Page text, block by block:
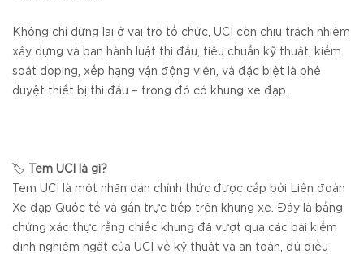
Không chỉ dừng lại ở vai trò tổ chức, UCI còn chịu trách nhiệm
xây dựng và ban hành luật thi đấu, tiêu chuẩn kỹ thuật, kiểm
soát doping, xếp hạng vận động viên, và đặc biệt là phê
duyệt thiết bị thi đấu – trong đó có khung xe đạp.
🏷️
Tem UCI là gì?
Tem UCI là một nhãn dán chính thức được cấp bởi Liên đoàn
Xe đạp Quốc tế và gắn trực tiếp trên khung xe. Đây là bằng
chứng xác thực rằng chiếc khung đã vượt qua các bài kiểm
định nghiêm ngặt của UCI về kỹ thuật và an toàn, đủ điều